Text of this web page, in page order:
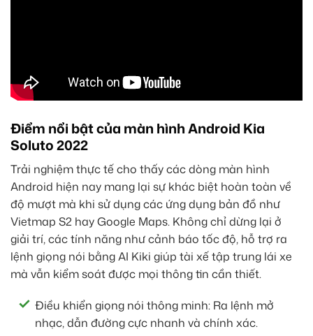
Điểm nổi bật của màn hình Android Kia
Soluto 2022
Trải nghiệm thực tế cho thấy các dòng màn hình
Android hiện nay mang lại sự khác biệt hoàn toàn về
độ mượt mà khi sử dụng các ứng dụng bản đồ như
Vietmap S2 hay Google Maps. Không chỉ dừng lại ở
giải trí, các tính năng như cảnh báo tốc độ, hỗ trợ ra
lệnh giọng nói bằng AI Kiki giúp tài xế tập trung lái xe
mà vẫn kiểm soát được mọi thông tin cần thiết.
Điều khiển giọng nói thông minh: Ra lệnh mở
nhạc, dẫn đường cực nhanh và chính xác.